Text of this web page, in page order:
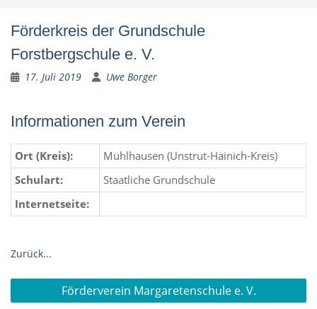
Förderkreis der Grundschule
Forstbergschule e. V.
17. Juli 2019 Uwe Borger
Informationen zum Verein
Ort (Kreis):
Mühlhausen (Unstrut-Hainich-Kreis)
Schulart:
Staatliche Grundschule
Internetseite:
Zurück...
Beitragsnavigation
Förderverein Margaretenschule e. V.